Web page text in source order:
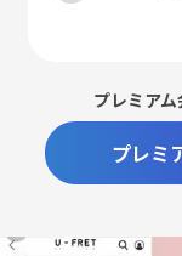
プレミア
プレミ